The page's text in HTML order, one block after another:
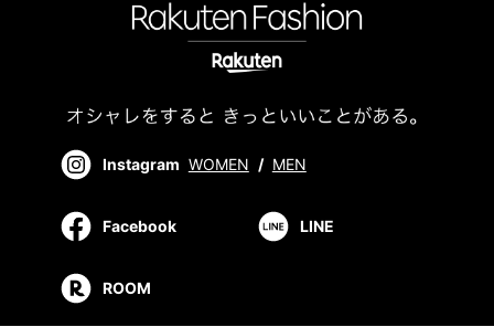
Instagram WOMEN / MEN
Facebook LINE
ROOM